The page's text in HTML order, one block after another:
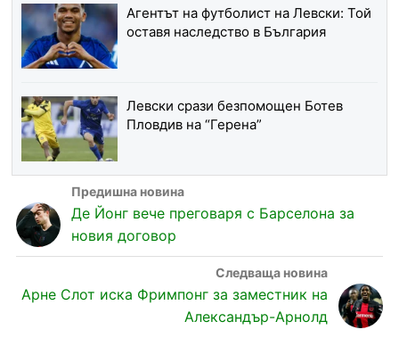
Агентът на футболист на Левски: Той
оставя наследство в България
Левски срази безпомощен Ботев
Пловдив на “Герена”
Де Йонг вече преговаря с Барселона за
новия договор
Арне Слот иска Фримпонг за заместник на
Александър-Арнолд